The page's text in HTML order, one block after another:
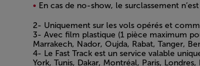
En cas de no-show, le surclassement
2- Uniquement sur les vols opérés et
3- Avec film plastique (1 pièce maximum
Marrakech, Nador, Oujda, Rabat, Tanger,
4- Le Fast Track est un service valable
York, Tunis, Dakar, Montréal, Paris,